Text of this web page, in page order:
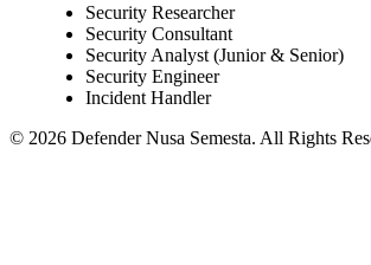
Security Researcher
Security Consultant
Security Analyst (Junior & Senior)
Security Engineer
Incident Handler
© 2026 Defender Nusa Semesta. All Rights